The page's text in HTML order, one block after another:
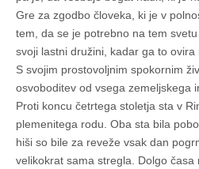
Gre za zgodbo človeka, ki je v
tem, da se je potrebno na tem
svoji lastni družini, kadar ga to ovira
S svojim prostovoljnim spokornim
osvoboditev od vsega zemeljskega
Proti koncu četrtega stoletja sta v
plemenitega rodu. Oba sta bila
hiši so bile za reveže vsak dan
velikokrat sama stregla. Dolgo časa